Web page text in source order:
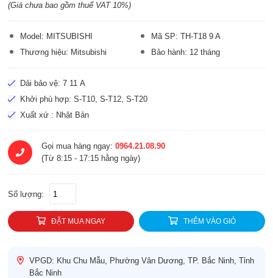
(Giá chưa bao gồm thuế VAT 10%)
Model: MITSUBISHI
Mã SP: TH-T18 9 A
Thương hiệu: Mitsubishi
Bảo hành: 12 tháng
Dải bảo vệ: 7 11 A
Khởi phù hợp: S-T10, S-T12, S-T20
Xuất xứ : Nhật Bản
Gọi mua hàng ngay:0964.21.08.90
(Từ 8:15 - 17:15 hằng ngày)
Số lượng:
ĐẶT MUA NGAY THÊM VÀO GIỎ
VPGD: Khu Chu Mẫu, Phường Vân Dương, TP. Bắc Ninh, Tỉnh
Bắc Ninh